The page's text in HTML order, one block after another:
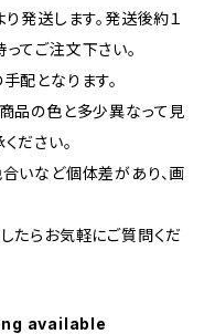
発送します。発送後約１
てご注文下さい。
配となります。
品の色と多少異なって見
ださい。
いなど個体差があり、画
たらお気軽にご質問くだ
available